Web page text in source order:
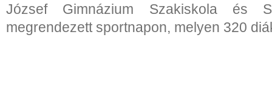
József Gimnázium Szakiskola és
megrendezett sportnapon, melyen 320